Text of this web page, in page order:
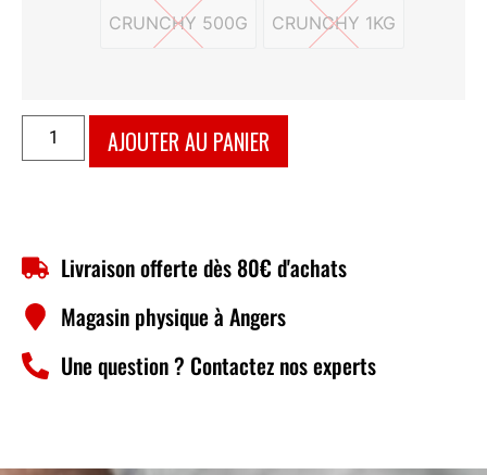
CRUNCHY 500G
CRUNCHY 500G
CRUNCHY 1KG
CRUNCHY 1KG
AJOUTER AU PANIER
Livraison offerte dès 80€ d'achats
Magasin physique à Angers
Une question ? Contactez nos experts